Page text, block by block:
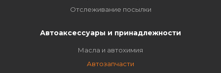
Отслеживание посылки
Автоаксессуары и принадлежности
Масла и автохимия
Автозапчасти